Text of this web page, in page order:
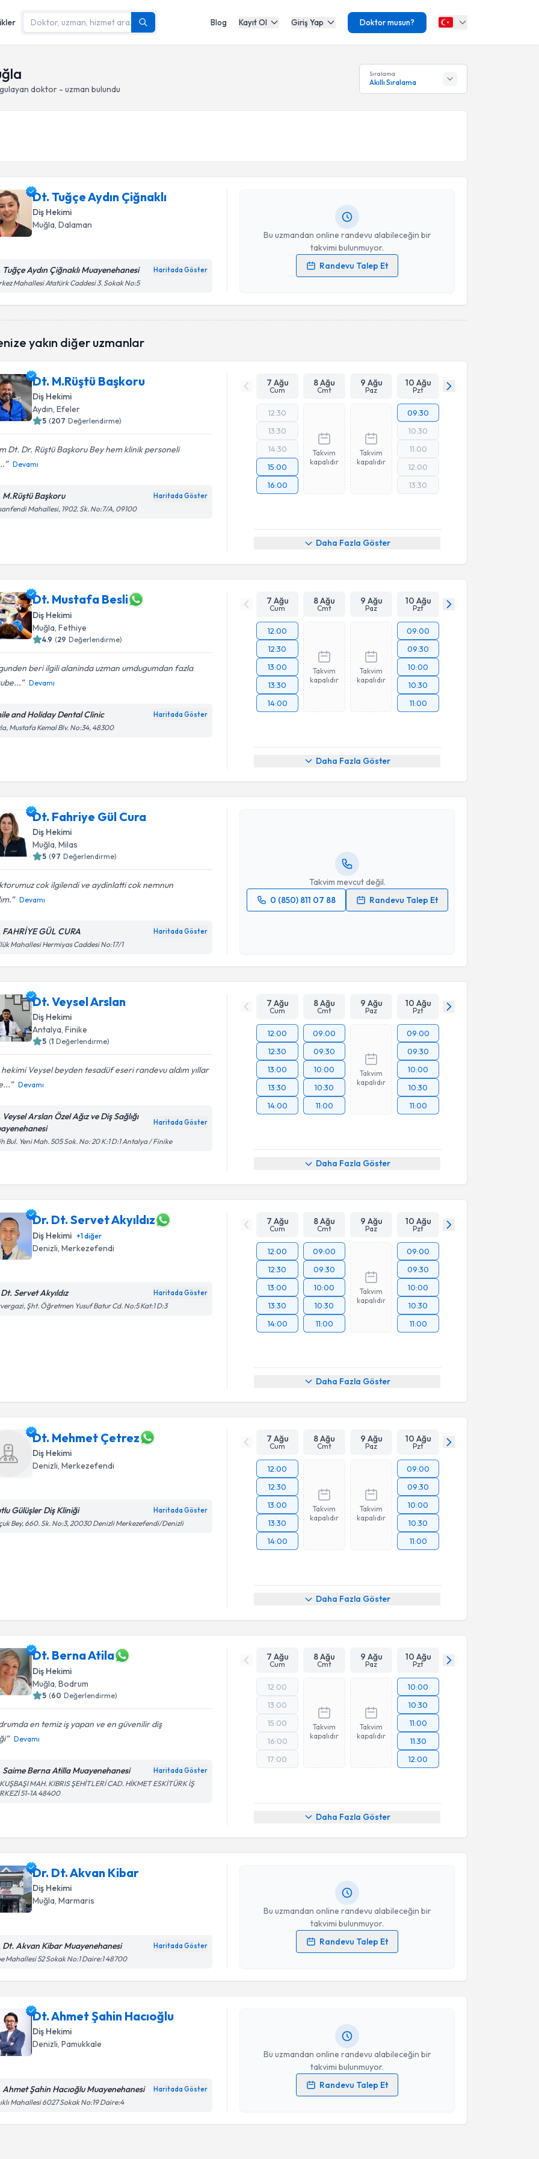
Blog Kayıt Ol Giriş Yap Doktor musun?
doktor - uzman bulundu
Sıralama
Akıllı Sıralama
Dt. Tuğçe Aydın Çiğnaklı
Diş Hekimi
Muğla, Dalaman
Tuğçe Aydın Çiğnaklı Muayenehanesi Haritada Göster
Mahallesi Atatürk Caddesi 3. Sokak No:5
Bu uzmandan online randevu alabileceğin bir
takvimi bulunmuyor.
Randevu Talep Et
Kişisel verilerimin işlenmesine ilişkinAydınlatma Metni
işlenmesini kabul ediyorum.
yakın diğer uzmanlar
Dt. M.Rüştü Başkoru
Diş Hekimi
Aydın, Efeler
5 (207 Değerlendirme)
Dt. Dr. Rüştü Başkoru Bey hem klinik personeli
Devamı
M.Rüştü Başkoru Haritada Göster
Mahallesi, 1902. Sk. No:7/A, 09100
7 Ağu
Cum
8 Ağu
Cmt
9 Ağu
Paz
10 Ağu
Pzt
12:30
13:30
14:30
15:00
16:00
Takvim
kapalıdır
Takvim
kapalıdır
09:30
10:30
11:00
12:00
13:30
Daha Fazla Göster
Dt. Mustafa Besli
Diş Hekimi
Muğla , Fethiye
4.9 (29 Değerlendirme)
beri ilgili alaninda uzman umdugumdan fazla
Devamı
and Holiday Dental Clinic Haritada Göster
Mustafa Kemal Blv. No:34, 48300
7 Ağu
Cum
8 Ağu
Cmt
9 Ağu
Paz
10 Ağu
Pzt
12:00
12:30
13:00
13:30
14:00
Takvim
kapalıdır
Takvim
kapalıdır
09:00
09:30
10:00
10:30
11:00
Daha Fazla Göster
Dt. Fahriye Gül Cura
Diş Hekimi
Muğla, Milas
5 (97 Değerlendirme)
cok ilgilendi ve aydinlatti cok nemnun
Devamı
FAHRİYE GÜL CURA Haritada Göster
Mahallesi Hermiyas Caddesi No:17/1
Takvim mevcut değil.
0 (850) 811 07 88
Randevu Talep Et
Randevu Takvimi Talebi
Dt. Fahriye Gül Cura
Takvim Talebini Gönder
Dt. Veysel Arslan
Diş Hekimi
Antalya, Finike
5 (1 Değerlendirme)
hekimi Veysel beyden tesadüf eseri randevu aldım yıllar
Devamı
Arslan Özel Ağız ve Diş Sağlığı
Haritada Göster
Bul. Yeni Mah. 505 Sok. No: 20 K:1 D:1 Antalya / Finike
7 Ağu
Cum
8 Ağu
Cmt
9 Ağu
Paz
10 Ağu
Pzt
12:00
12:30
13:00
13:30
14:00
09:00
09:30
10:00
10:30
11:00
Takvim
kapalıdır
09:00
09:30
10:00
10:30
11:00
Daha Fazla Göster
Dr. Dt. Servet Akyıldız
Diş Hekimi +1diğer
Denizli , Merkezefendi
Servet Akyıldız Haritada Göster
Şht. Öğretmen Yusuf Batur Cd. No:5 Kat:1 D:3
7 Ağu
Cum
8 Ağu
Cmt
9 Ağu
Paz
10 Ağu
Pzt
12:00
12:30
13:00
13:30
14:00
09:00
09:30
10:00
10:30
11:00
Takvim
kapalıdır
09:00
09:30
10:00
10:30
11:00
Daha Fazla Göster
Dt. Mehmet Çetrez
Diş Hekimi
Denizli, Merkezefendi
Gülüşler Diş Kliniği Haritada Göster
Bey, 660. Sk. No:3, 20030 Denizli Merkezefendi/Denizli
7 Ağu
Cum
8 Ağu
Cmt
9 Ağu
Paz
10 Ağu
Pzt
12:00
12:30
13:00
13:30
14:00
Takvim
kapalıdır
Takvim
kapalıdır
09:00
09:30
10:00
10:30
11:00
Daha Fazla Göster
Dt. Berna Atila
Diş Hekimi
Muğla , Bodrum
5 (60 Değerlendirme)
en temiz iş yapan ve en güvenilir diş
Devamı
Saime Berna Atilla Muayenehanesi Haritada Göster
MAH. KIBRIS ŞEHİTLERİ CAD. HİKMET ESKİTÜRK İŞ
51-1A 48400
7 Ağu
Cum
8 Ağu
Cmt
9 Ağu
Paz
10 Ağu
Pzt
12:00
13:00
15:00
16:00
17:00
Takvim
kapalıdır
Takvim
kapalıdır
10:00
10:30
11:00
11:30
12:00
Daha Fazla Göster
Dr. Dt. Akvan Kibar
Diş Hekimi
Muğla, Marmaris
Dt. Akvan Kibar Muayenehanesi Haritada Göster
Mahallesi 52 Sokak No:1 Daire:1 48700
Bu uzmandan online randevu alabileceğin bir
takvimi bulunmuyor.
Randevu Talep Et
Randevu Takvimi Talebi
Kişisel verilerimin işlenmesine ilişkinAydınlatma Metni
işlenmesini kabul ediyorum.
Dt. Ahmet Şahin Hacıoğlu
Diş Hekimi
Denizli, Pamukkale
Ahmet Şahin Hacıoğlu Muayenehanesi Haritada Göster
Mahallesi 6027 Sokak No:19 Daire:4
Bu uzmandan online randevu alabileceğin bir
takvimi bulunmuyor.
Randevu Talep Et
Randevu Takvimi Talebi
Kişisel verilerimin işlenmesine ilişkinAydınlatma Metni
işlenmesini kabul ediyorum.